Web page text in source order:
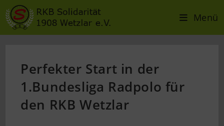
Menü
Perfekter Start in der
1.Bundesliga Radpolo für
den RKB Wetzlar